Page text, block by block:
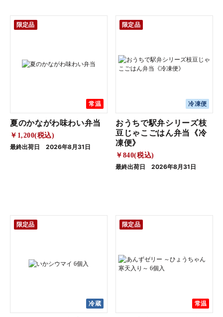
限定品
常温
夏のかながわ味わい弁当
￥1,200(税込)
最終出荷日 2026年8月31日
限定品
冷凍便
おうちで駅弁シリーズ枝
豆じゃこごはん弁当《冷
凍便》
￥840(税込)
最終出荷日 2026年8月31日
限定品
冷蔵
限定品
常温